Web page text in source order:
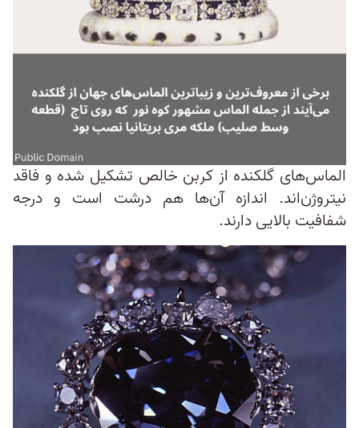
الماس‌های گلکنده از کربن خالص تشکیل شده و فاقد
نیتروژن‌اند. اندازه آن‌ها هم درشت است و درجه
شفافیت بالایی دارند.